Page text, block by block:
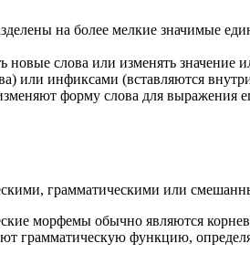
на более мелкие значимые
слова или изменять
или инфиксами (вставляются
форму слова для выражения
грамматическими или
морфемы обычно являются
грамматическую функцию,